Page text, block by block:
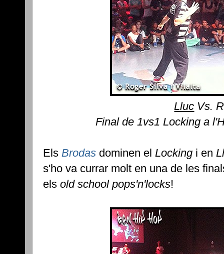
Lluc Vs.
Final de 1vs1 Locking a
Els Brodas dominen el Locking i en
s'ho va currar molt en una de les
els old school pops'n'locks!